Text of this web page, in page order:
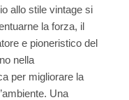
allo stile vintage si
la forza, il
e pioneristico del
nella
per migliorare la
Una